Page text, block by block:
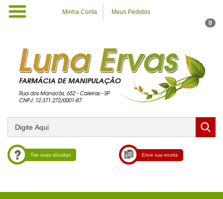
Minha Conta
Meus Pedidos
0
Tire suas dúvidas Envie sua receita